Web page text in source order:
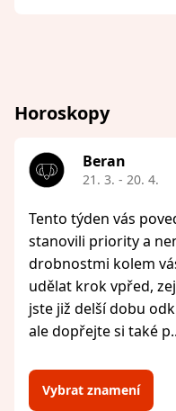
Horoskopy
Beran
21. 3. - 20. 4.
Tento týden vás
stanovili priority a
drobnostmi kolem
udělat krok vpřed,
jste již delší dobu
ale dopřejte si také
Vybrat znamení